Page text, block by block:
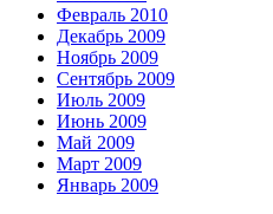
Февраль 2010
Декабрь 2009
Ноябрь 2009
Сентябрь 2009
Июль 2009
Июнь 2009
Май 2009
Март 2009
Январь 2009